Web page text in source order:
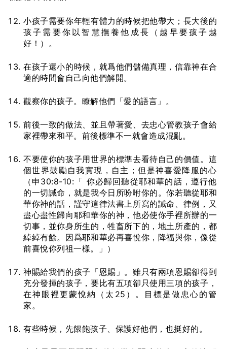
小孩子需要你年輕有體力的時候把他帶大；長大後的
孩子需要你以智慧撫養他成長（越早要孩子越
好！）。
在孩子還小的時候，就爲他們儲備真理，信靠神在合
適的時間會自己向他們解開。
觀察你的孩子。瞭解他們「愛的語言」。
前後一致的做法、並且帶著愛、去忠心管教孩子會給
家裡帶來和平。前後標準不一就會造成混亂。
不要使你的孩子用世界的標準去看待自己的價值。這
個世界鼓勵自我實現，自主；但是神喜愛降服的心
（申30:8-10:「 你必歸回聽從耶和華的話，遵行他
的一切誡命，就是我今日所吩咐你的。你若聽從耶和
華你神的話，謹守這律法書上所寫的誡命、律例，又
盡心盡性歸向耶和華你的神，他必使你手裡所辦的一
切事，並你身所生的，牲畜所下的，地土所產的，都
綽綽有餘。因爲耶和華必再喜悅你，降福與你，像從
前喜悅你列祖一樣。」）
神賜給我們的孩子「恩賜」。雖只有兩項恩賜卻得到
充分發揮的孩子，要比有五項卻只使用三項的孩子，
在神眼裡更蒙悅納（太25）。目標是做忠心的管
家。
有些時候，先餵飽孩子、保護好他們，也挺好的。